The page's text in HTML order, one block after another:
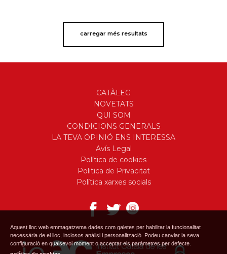
carregar més resultats
CATÀLEG
NOVETATS
QUI SOM
CONDICIONS GENERALS
LA TEVA OPINIÓ ENS INTERESSA
Avís Legal
Política de cookies
Politica de Privacitat
Política xarxes socials
Aquest lloc web emmagatzema dades com galetes per habilitar la funcionalitat
necessària de el lloc, inclosos anàlisi i personalització. Podeu canviar la seva
configuració en qualsevol moment o acceptar els paràmetres per defecte.